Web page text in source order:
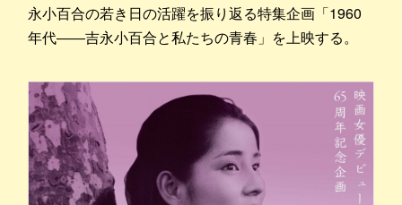
永小百合の若き日の活躍を振り返る特集企画「1960
年代――吉永小百合と私たちの青春」を上映する。